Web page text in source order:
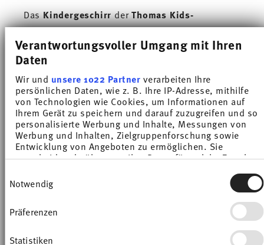
Verantwortungsvoller Umgang mit Ihren
Daten
Wir und unsere 1022 Partnerverarbeiten Ihre
persönlichen Daten, wie z. B. Ihre IP-Adresse, mithilfe
von Technologien wie Cookies, um Informationen auf
Ihrem Gerät zu speichern und darauf zuzugreifen und so
personalisierte Werbung und Inhalte, Messungen von
Werbung und Inhalten, Zielgruppenforschung sowie
Entwicklung von Angeboten zu ermöglichen. Sie
entscheiden darüber, wer Ihre Daten für welche Zwecke
Cookie-Erklärung oder durch Klicken auf das Privacy
Trigger Symbol ändern oder widerrufen
Wenn Sie es erlauben, würden wir auch gerne:
erfassen, welche bis auf einige Meter genau sein
Notwendig
Präferenzen
Statistiken
DasKindergeschirrderThomas Kids-
Kollektionbringt Farbe, Spaß und kleine
Geschichten auf deinen Esstisch. Süße Tier-
Illustrationen und Naturmotive machen jede
Mahlzeit zu einem kleinen Erlebnis. Mit dem
kindgerechten Design derTeller,Schüsselnund
Tassendieser Kollektion holst du dir ein
verspieltesPorzellan-Geschirrrzu dir nach
Hause, das Kinderaugen strahlen lässt und
perfekt für den Familienalltag geeignet ist.
Thomas Kids-Kollektion: cool und
Mit der Thomas Kids-Kollektion wird das Essen